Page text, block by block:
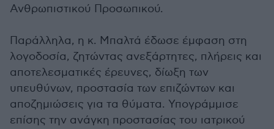
Ανθρωπιστικού Προσωπικού.
Παράλληλα, η κ. Μπαλτά έδωσε έμφαση στη
λογοδοσία, ζητώντας ανεξάρτητες, πλήρεις και
αποτελεσματικές έρευνες, δίωξη των
υπευθύνων, προστασία των επιζώντων και
αποζημιώσεις για τα θύματα. Υπογράμμισε
επίσης την ανάγκη προστασίας του ιατρικού